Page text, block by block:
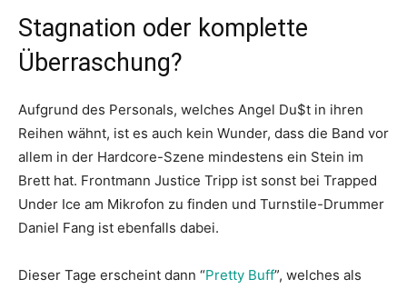
Stagnation oder komplette
Überraschung?
Aufgrund des Personals, welches Angel Du$t in ihren
Reihen wähnt, ist es auch kein Wunder, dass die Band vor
allem in der Hardcore-Szene mindestens ein Stein im
Brett hat. Frontmann Justice Tripp ist sonst bei Trapped
Under Ice am Mikrofon zu finden und Turnstile-Drummer
Daniel Fang ist ebenfalls dabei.
Dieser Tage erscheint dann “Pretty Buff”, welches als